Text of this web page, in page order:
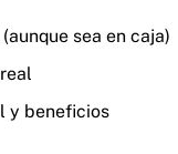
sea en caja)
y beneficios